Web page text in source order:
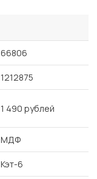
66806
1212875
1 490 рублей
МДФ
Кэт-6